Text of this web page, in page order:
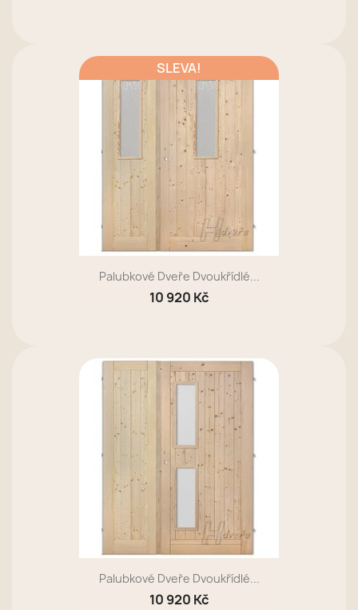
Palubkové Dveře Dvoukřídlé...
10 920 Kč
SLEVA!
Palubkové Dveře Dvoukřídlé...
10 920 Kč